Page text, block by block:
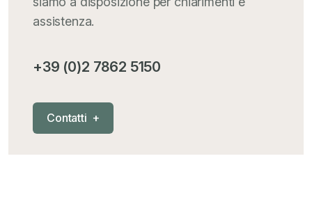
assistenza.
+39 (0)2 7862 5150
Contatti +